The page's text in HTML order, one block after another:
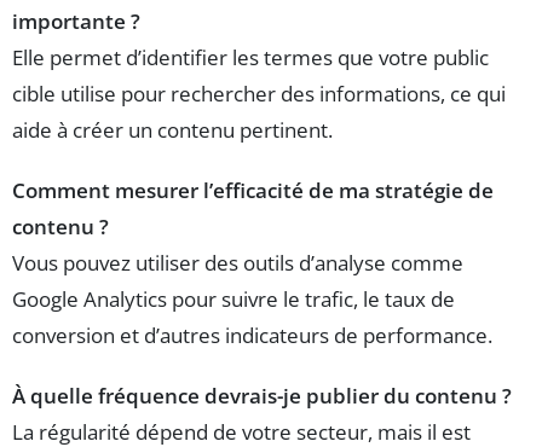
importante ?
Elle permet d’identifier les termes que votre public
cible utilise pour rechercher des informations, ce qui
aide à créer un contenu pertinent.
Comment mesurer l’efficacité de ma stratégie de
contenu ?
Vous pouvez utiliser des outils d’analyse comme
Google Analytics pour suivre le trafic, le taux de
conversion et d’autres indicateurs de performance.
À quelle fréquence devrais-je publier du contenu ?
La régularité dépend de votre secteur, mais il est